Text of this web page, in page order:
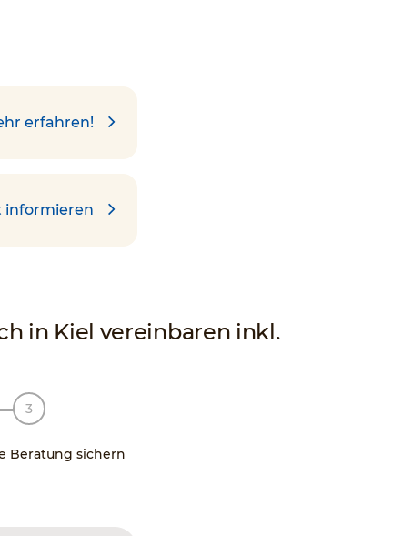
erfahren!
informieren
in Kiel vereinbaren inkl.
Beratung sichern